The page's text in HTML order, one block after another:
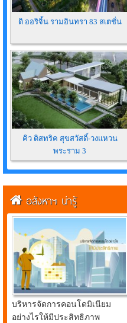
ดิ ออริจิ้น รามอินทรา 83 สเตชั่น
คิว ดิสทริค สุขสวัสดิ์-วงแหวน
พระราม 3
อสังหาฯ น่ารู้
บริหารจัดการคอนโดมิเนียม
อย่างไรให้มีประสิทธิภาพ